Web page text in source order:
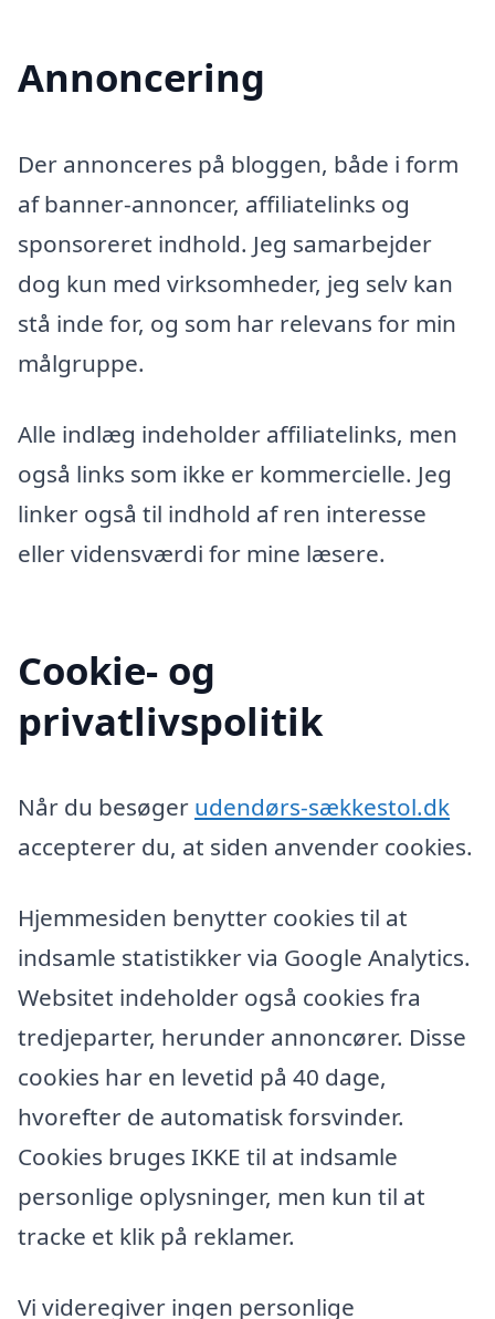
Annoncering
Der annonceres på bloggen, både i form
af banner-annoncer, affiliatelinks og
sponsoreret indhold. Jeg samarbejder
dog kun med virksomheder, jeg selv kan
stå inde for, og som har relevans for min
målgruppe.
Alle indlæg indeholder affiliatelinks, men
også links som ikke er kommercielle. Jeg
linker også til indhold af ren interesse
eller vidensværdi for mine læsere.
Cookie- og
privatlivspolitik
Når du besøger udendørs-sækkestol.dk
accepterer du, at siden anvender cookies.
Hjemmesiden benytter cookies til at
indsamle statistikker via Google Analytics.
Websitet indeholder også cookies fra
tredjeparter, herunder annoncører. Disse
cookies har en levetid på 40 dage,
hvorefter de automatisk forsvinder.
Cookies bruges IKKE til at indsamle
personlige oplysninger, men kun til at
tracke et klik på reklamer.
Vi videregiver ingen personlige